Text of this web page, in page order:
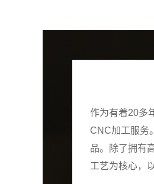
作为有着20多
CNC加工服务
品。除了拥有
工艺为核心，